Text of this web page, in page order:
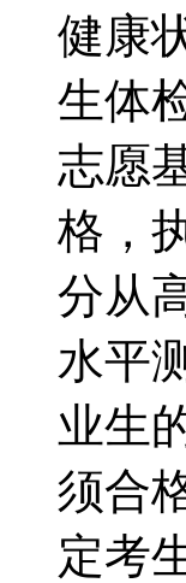
健康
生体
志愿
格，
分从
水平
业生
须合
定考